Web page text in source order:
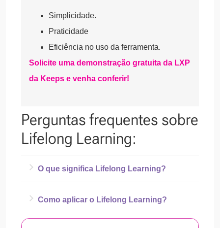
Simplicidade.
Praticidade
Eficiência no uso da ferramenta.
Solicite uma demonstração gratuita da LXP
da Keeps e venha conferir!
Perguntas frequentes sobre
Lifelong Learning:
O que significa Lifelong Learning?
Lifelong Learning, termo em inglês que pode
Como aplicar o Lifelong Learning?